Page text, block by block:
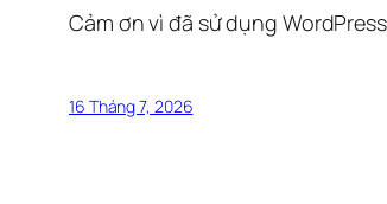
Cảm ơn vì đã sử dụng
16 Tháng 7, 2026